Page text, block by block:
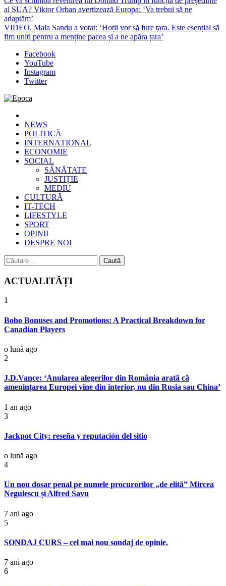
al SUA? Viktor Orban avertizează Europa: ‘Va trebui să ne
adaptăm’
VIDEO. Maia Sandu a votat: ‘Hoții vor să fure țara. Este esențial să
fim uniți pentru a menține pacea și a ne apăra țara’
Facebook
YouTube
Instagram
Twitter
Epoca
Cele mai noi știri online din România
NEWS
POLITICĂ
INTERNAȚIONAL
ECONOMIE
SOCIAL
SĂNĂTATE
JUSTIȚIE
MEDIU
CULTURĂ
IT-TECH
LIFESTYLE
SPORT
OPINII
DESPRE NOI
Caută
după:
ACTUALITĂȚI
1
Boho Bonuses and Promotions: A Practical Breakdown for
Canadian Players
o lună ago
2
J.D.Vance: ‘Anularea alegerilor din România arată că
amenințarea Europei vine din interior, nu din Rusia sau China’
1 an ago
3
Jackpot City: reseña y reputación del sitio
o lună ago
4
Un nou dosar penal pe numele procurorilor „de elită” Mircea
Negulescu și Alfred Savu
7 ani ago
5
SONDAJ CURS – cel mai nou sondaj de opinie.
7 ani ago
6